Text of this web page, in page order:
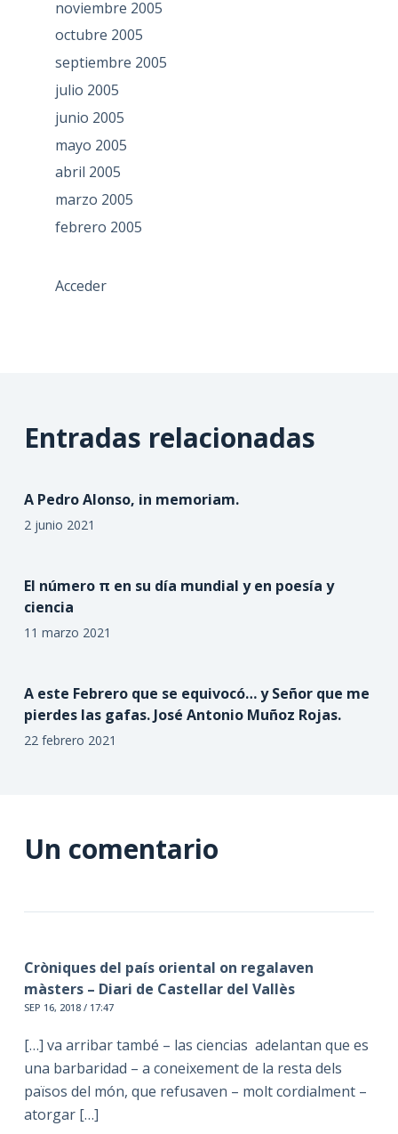
noviembre 2005
octubre 2005
septiembre 2005
julio 2005
junio 2005
mayo 2005
abril 2005
marzo 2005
febrero 2005
Acceder
Entradas relacionadas
A Pedro Alonso, in memoriam.
2 junio 2021
El número π en su día mundial y en poesía y
ciencia
11 marzo 2021
A este Febrero que se equivocó… y Señor que me
pierdes las gafas. José Antonio Muñoz Rojas.
22 febrero 2021
Un comentario
Cròniques del país oriental on regalaven
màsters – Diari de Castellar del Vallès
SEP 16, 2018 / 17:47
[…] va arribar també – las ciencias adelantan que es
una barbaridad – a coneixement de la resta dels
països del món, que refusaven – molt cordialment –
atorgar […]